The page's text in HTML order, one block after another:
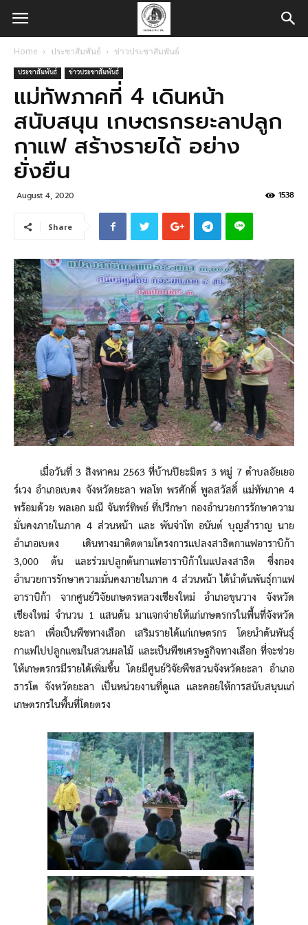
Home ประชาสัมพันธ์ ข่าวประชาสัมพันธ์
ประชาสัมพันธ์ ข่าวประชาสัมพันธ์
แม่ทัพภาคที่ 4 เดินหน้า
สนับสนุน เกษตรกรยะลาปลูก
กาแฟ สร้างรายได้ อย่าง
ยั่งยืน
August 4, 2020 1538
Share
เมื่อวันที่ 3 สิงหาคม 2563 ที่บ้านปิยะมิตร 3 หมู่ 7 ตำบลอัยเยอ
ร์เวง อำเภอเบตง จังหวัดยะลา พลโท พรศักดิ์ พูลสวัสดิ์ แม่ทัพภาค 4
พร้อมด้วย พลเอก มณี จันทร์ทิพย์ ที่ปรึกษา กองอำนวยการรักษาความ
มั่นคงภายในภาค 4 ส่วนหน้า และ พันจ่าโท อนันต์ บุญสำราญ นาย
อำเภอเบตง เดินทางมาติดตามโครงการแปลงสาธิตกาแฟอาราบิก้า
3,000 ต้น และร่วมปลูกต้นกาแฟอาราบิก้าในแปลงสาธิต ซึ่งกอง
อำนวยการรักษาความมั่นคงภายในภาค 4 ส่วนหน้า ได้นำต้นพันธุ์กาแฟ
อาราบิก้า จากศูนย์วิจัยเกษตรหลวงเชียงใหม่ อำเภอขุนวาง จังหวัด
เชียงใหม่ จำนวน 1 แสนต้น มาแจกจ่ายให้แก่เกษตรกรในพื้นที่จังหวัด
ยะลา เพื่อเป็นพืชทางเลือก เสริมรายได้แก่เกษตรกร โดยนำต้นพันธุ์
กาแฟไปปลูกแซมในสวนผลไม้ และเป็นพืชเศรษฐกิจทางเลือก ที่จะช่วย
ให้เกษตรกรมีรายได้เพิ่มขึ้น โดยมีศูนย์วิจัยพืชสวนจังหวัดยะลา อำเภอ
ธารโต จังหวัดยะลา เป็นหน่วยงานที่ดูแล และคอยให้การสนับสนุนแก่
เกษตรกรในพื้นที่โดยตรง